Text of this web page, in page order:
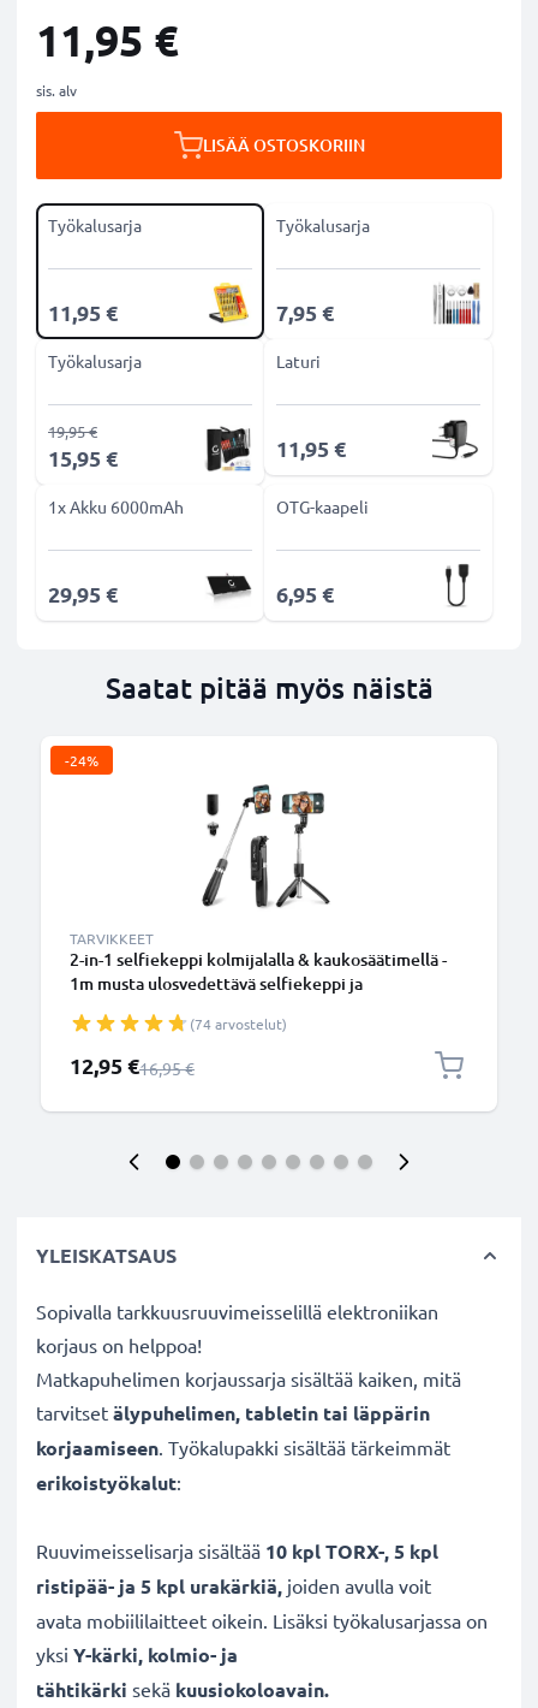
11,95 €
sis. alv
LISÄÄ OSTOSKORIIN
Työkalusarja
11,95 €
Työkalusarja
7,95 €
Työkalusarja
15,95 €
19,95 €
Laturi
11,95 €
1x Akku 6000mAh
29,95 €
OTG-kaapeli
6,95 €
Saatat pitää myös näistä
-24%
TARVIKKEET
2-in-1 selfiekeppi kolmijalalla & kaukosäätimellä -
1m musta ulosvedettävä selfiekeppi ja
kaukosäätimellä puhelimelle ja kameralle -
iPhonelle, GoProlle, Androidille ynm.
(74 arvostelut)
Erikoishinta
12,95 €Normaali hinta
16,95 €
YLEISKATSAUS
Sopivalla tarkkuusruuvimeisselillä elektroniikan
korjaus on helppoa!
Matkapuhelimen korjaussarja sisältää kaiken, mitä
tarvitset älypuhelimen, tabletin tai läppärin
korjaamiseen. Työkalupakki sisältää tärkeimmät
erikoistyökalut:
Ruuvimeisselisarja sisältää 10 kpl TORX-, 5 kpl
ristipää- ja 5 kpl urakärkiä, joiden avulla voit
avata mobiililaitteet oikein. Lisäksi työkalusarjassa on
yksi Y-kärki, kolmio- ja
tähtikärki sekä kuusiokoloavain.